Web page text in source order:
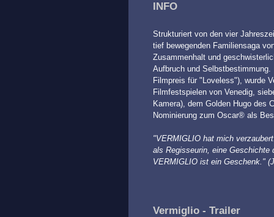
INFO
Strukturiert von den vier
tief bewegenden Familiensaga
Zusammenhalt und
Aufbruch und
Filmpreis für "Loveless"), wurde
Filmfestspielen von Venedig,
Kamera), dem Golden Hugo des
Nominierung zum Oscar® als
"VERMIGLIO hat mich
als Regisseurin, eine Geschichte
VERMIGLIO ist ein Geschenk."
Vermiglio - Trailer